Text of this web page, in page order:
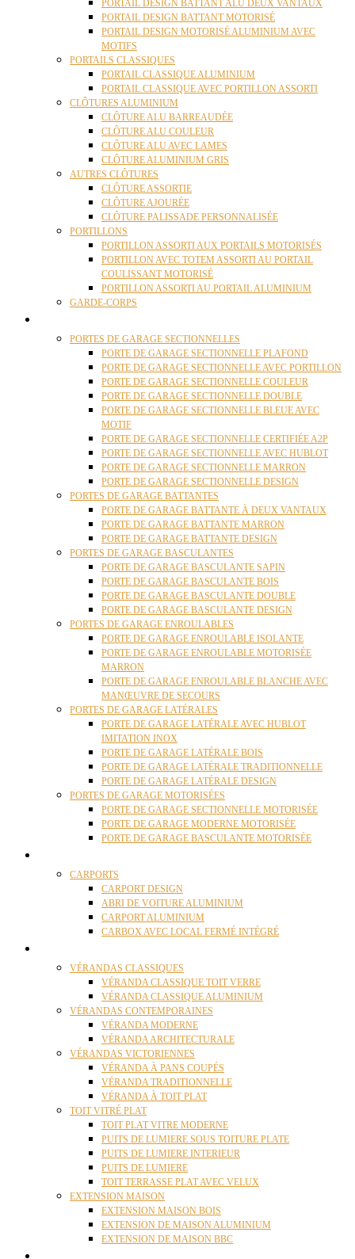
PORTAIL DESIGN BATTANT ALU DEUX VANTAUX
PORTAIL DESIGN BATTANT MOTORISÉ
PORTAIL DESIGN MOTORISÉ ALUMINIUM AVEC
MOTIFS
PORTAILS CLASSIQUES
PORTAIL CLASSIQUE ALUMINIUM
PORTAIL CLASSIQUE AVEC PORTILLON ASSORTI
CLÔTURES ALUMINIUM
CLÔTURE ALU BARREAUDÉE
CLÔTURE ALU COULEUR
CLÔTURE ALU AVEC LAMES
CLÔTURE ALUMINIUM GRIS
AUTRES CLÔTURES
CLÔTURE ASSORTIE
CLÔTURE AJOURÉE
CLÔTURE PALISSADE PERSONNALISÉE
PORTILLONS
PORTILLON ASSORTI AUX PORTAILS MOTORISÉS
PORTILLON AVEC TOTEM ASSORTI AU PORTAIL
COULISSANT MOTORISÉ
PORTILLON ASSORTI AU PORTAIL ALUMINIUM
GARDE-CORPS
PORTES DE GARAGE SECTIONNELLES
PORTE DE GARAGE SECTIONNELLE PLAFOND
PORTE DE GARAGE SECTIONNELLE AVEC PORTILLON
PORTE DE GARAGE SECTIONNELLE COULEUR
PORTE DE GARAGE SECTIONNELLE DOUBLE
PORTE DE GARAGE SECTIONNELLE BLEUE AVEC
MOTIF
PORTE DE GARAGE SECTIONNELLE CERTIFIÉE A2P
PORTE DE GARAGE SECTIONNELLE AVEC HUBLOT
PORTE DE GARAGE SECTIONNELLE MARRON
PORTE DE GARAGE SECTIONNELLE DESIGN
PORTES DE GARAGE BATTANTES
PORTE DE GARAGE BATTANTE À DEUX VANTAUX
PORTE DE GARAGE BATTANTE MARRON
PORTE DE GARAGE BATTANTE DESIGN
PORTES DE GARAGE BASCULANTES
PORTE DE GARAGE BASCULANTE SAPIN
PORTE DE GARAGE BASCULANTE BOIS
PORTE DE GARAGE BASCULANTE DOUBLE
PORTE DE GARAGE BASCULANTE DESIGN
PORTES DE GARAGE ENROULABLES
PORTE DE GARAGE ENROULABLE ISOLANTE
PORTE DE GARAGE ENROULABLE MOTORISÉE
MARRON
PORTE DE GARAGE ENROULABLE BLANCHE AVEC
MANŒUVRE DE SECOURS
PORTES DE GARAGE LATÉRALES
PORTE DE GARAGE LATÉRALE AVEC HUBLOT
IMITATION INOX
PORTE DE GARAGE LATÉRALE BOIS
PORTE DE GARAGE LATÉRALE TRADITIONNELLE
PORTE DE GARAGE LATÉRALE DESIGN
PORTES DE GARAGE MOTORISÉES
PORTE DE GARAGE SECTIONNELLE MOTORISÉE
PORTE DE GARAGE MODERNE MOTORISÉE
PORTE DE GARAGE BASCULANTE MOTORISÉE
CARPORTS
CARPORT DESIGN
ABRI DE VOITURE ALUMINIUM
CARPORT ALUMINIUM
CARBOX AVEC LOCAL FERMÉ INTÉGRÉ
VÉRANDAS CLASSIQUES
VÉRANDA CLASSIQUE TOIT VERRE
VÉRANDA CLASSIQUE ALUMINIUM
VÉRANDAS CONTEMPORAINES
VÉRANDA MODERNE
VÉRANDA ARCHITECTURALE
VÉRANDAS VICTORIENNES
VÉRANDA À PANS COUPÉS
VÉRANDA TRADITIONNELLE
VÉRANDA À TOIT PLAT
TOIT VITRÉ PLAT
TOIT PLAT VITRE MODERNE
PUITS DE LUMIERE SOUS TOITURE PLATE
PUITS DE LUMIERE INTERIEUR
PUITS DE LUMIERE
TOIT TERRASSE PLAT AVEC VELUX
EXTENSION MAISON
EXTENSION MAISON BOIS
EXTENSION DE MAISON ALUMINIUM
EXTENSION DE MAISON BBC